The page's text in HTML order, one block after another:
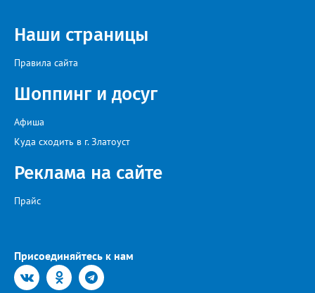
Наши страницы
Правила сайта
Шоппинг и досуг
Афиша
Куда сходить в г. Златоуст
Реклама на сайте
Прайс
Присоединяйтесь к нам